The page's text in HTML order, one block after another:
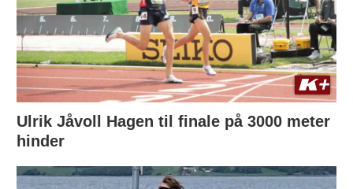
Ulrik Jåvoll Hagen til finale på 3000 meter
hinder